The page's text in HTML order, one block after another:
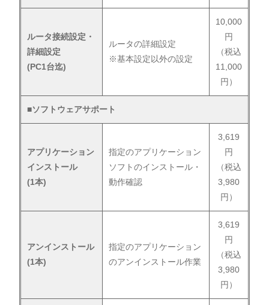
ルータ接続設定・
詳細設定
(PC1台迄)
ルータの詳細設定
※基本設定以外の設定
10,000
円
（税込
11,000
円）
■ソフトウェアサポート
アプリケーション
インストール
(1本)
指定のアプリケーション
ソフトのインストール・
動作確認
3,619
円
（税込
3,980
円）
アンインストール
(1本)
指定のアプリケーション
のアンインストール作業
3,619
円
（税込
3,980
円）